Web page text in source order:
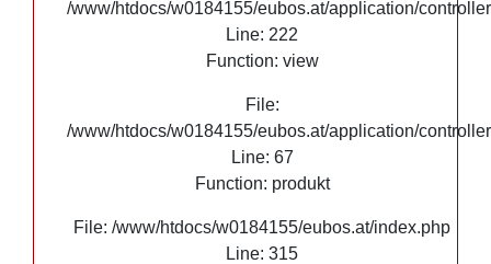
/www/htdocs/w0184155/eubos.at/application/
Line: 222
Function: view
File:
/www/htdocs/w0184155/eubos.at/application/
Line: 67
Function: produkt
File: /www/htdocs/w0184155/eubos.at/index.php
Line: 315